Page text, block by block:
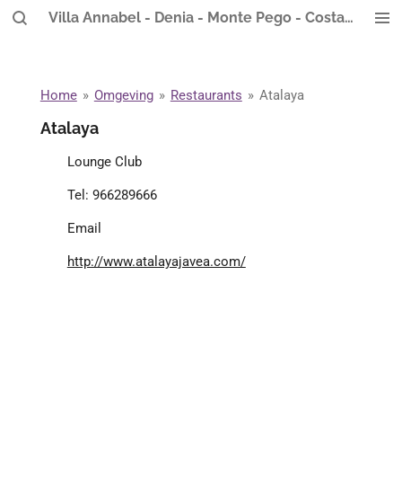
Ga
hoofdinhoud
Villa Annabel - Denia - Monte Pego - Costa Blanca
Home » Omgeving » Restaurants » Atalaya
Atalaya
Lounge Club
Tel: 966289666
Email
http://www.atalayajavea.com/